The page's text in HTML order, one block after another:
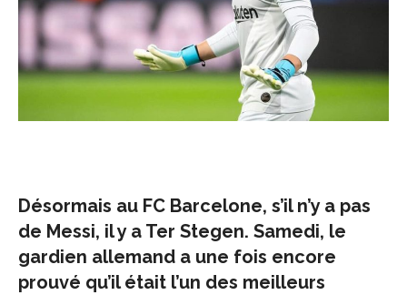
Désormais au FC Barcelone, s’il n’y a pas
de Messi, il y a Ter Stegen. Samedi, le
gardien allemand a une fois encore
prouvé qu’il était l’un des meilleurs